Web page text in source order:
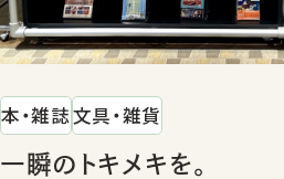
本・雑誌文具・雑貨
一瞬のトキメキを。